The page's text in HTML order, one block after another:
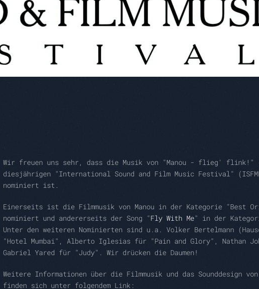
Wir freuen uns sehr, dass die Musik von "Manou - flieg' flink!"
diesjährigen "International Sound and Film Music Festival"
nominiert ist.
Einerseits ist die Filmmusik von Manou in der Kategorie "Best
nominiert und andererseits der Song "Fly With Me" in der
Unter den weiteren Nominierten sind u.a. Volker Bertelmann
"Hotel Mumbai", Alberto Iglesias für "Pain and Glory", Nathan
Gabriel Yared für "Judy". Wir drücken die Daumen!
Weitere Informationen über die Filmmusik und das Sounddesign
finden sich unter folgendem Link: